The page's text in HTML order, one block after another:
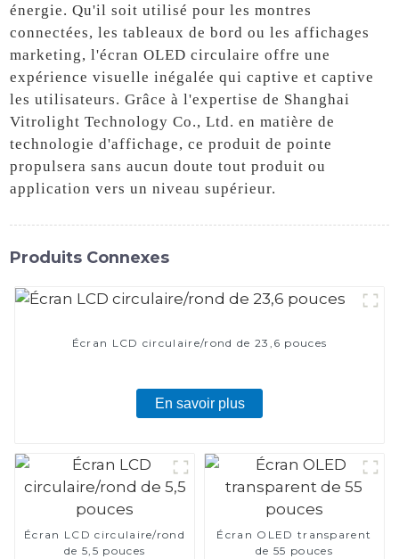
énergie. Qu'il soit utilisé pour les montres
connectées, les tableaux de bord ou les affichages
marketing, l'écran OLED circulaire offre une
expérience visuelle inégalée qui captive et captive
les utilisateurs. Grâce à l'expertise de Shanghai
Vitrolight Technology Co., Ltd. en matière de
technologie d'affichage, ce produit de pointe
propulsera sans aucun doute tout produit ou
application vers un niveau supérieur.
Produits Connexes
Écran LCD circulaire/rond de 23,6 pouces
En savoir plus
Écran LCD circulaire/rond
de 5,5 pouces
Écran OLED transparent
de 55 pouces